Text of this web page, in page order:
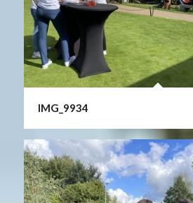
IMG_9934